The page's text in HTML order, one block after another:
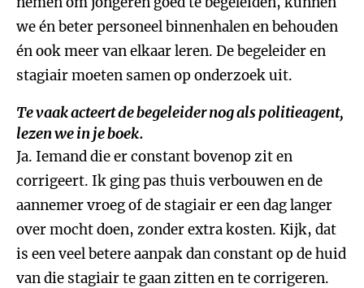
we én beter personeel binnenhalen en behouden
én ook meer van elkaar leren. De begeleider en
stagiair moeten samen op onderzoek uit.
Te vaak acteert de begeleider nog als politieagent,
lezen we in je boek.
Ja. Iemand die er constant bovenop zit en
corrigeert. Ik ging pas thuis verbouwen en de
aannemer vroeg of de stagiair er een dag langer
over mocht doen, zonder extra kosten. Kijk, dat
is een veel betere aanpak dan constant op de huid
van die stagiair te gaan zitten en te corrigeren.